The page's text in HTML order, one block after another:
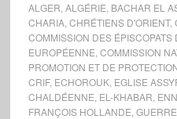
ALGER ALGÉRIE BACHAR EL
CHARIA, CHRÉTIENS D'ORIENT,
COMMISSION DES
EUROPÉENNE COMMISSION
PROMOTION ET DE
CRIF, ECHOROUK, EGLISE
CHALDÉENNE EL-KHABAR
FRANÇOIS HOLLANDE